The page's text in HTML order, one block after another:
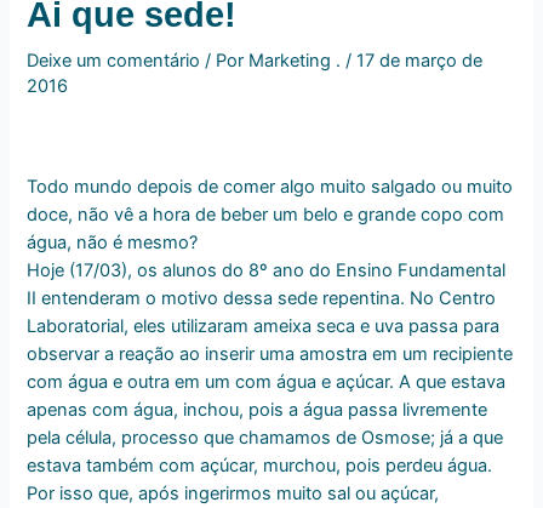
Ai que sede!
Deixe um comentário / Por Marketing ./17 de março de
2016
Todo mundo depois de comer algo muito salgado ou muito
doce, não vê a hora de beber um belo e grande copo com
água, não é mesmo?
Hoje (17/03), os alunos do 8º ano do Ensino Fundamental
II entenderam o motivo dessa sede repentina. No Centro
Laboratorial, eles utilizaram ameixa seca e uva passa para
observar a reação ao inserir uma amostra em um recipiente
com água e outra em um com água e açúcar. A que estava
apenas com água, inchou, pois a água passa livremente
pela célula, processo que chamamos de Osmose; já a que
estava também com açúcar, murchou, pois perdeu água.
Por isso que, após ingerirmos muito sal ou açúcar,